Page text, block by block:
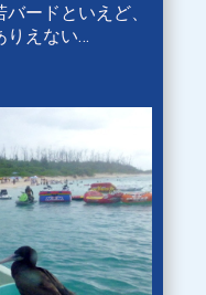
ードといえど、
りえない…